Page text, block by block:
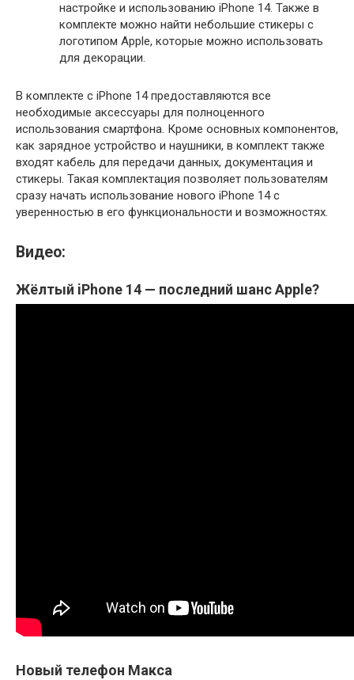
настройке и использованию iPhone 14. Также в
комплекте можно найти небольшие стикеры с
логотипом Apple, которые можно использовать
для декорации.
В комплекте с iPhone 14 предоставляются все
необходимые аксессуары для полноценного
использования смартфона. Кроме основных компонентов,
как зарядное устройство и наушники, в комплект также
входят кабель для передачи данных, документация и
стикеры. Такая комплектация позволяет пользователям
сразу начать использование нового iPhone 14 с
уверенностью в его функциональности и возможностях.
Видео:
Жёлтый iPhone 14 — последний шанс Apple?
Новый телефон Макса